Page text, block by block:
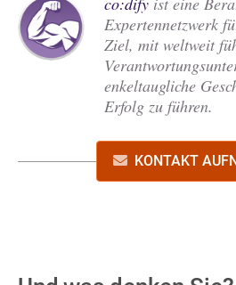
Expertennetzwerk
Ziel, mit weltweit
enkeltaugliche
Erfolg zu führen.
KONTAKT